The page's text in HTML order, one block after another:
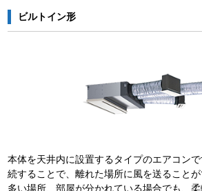
ビルトイン形
本体を天井内に設置するタイプのエアコン
続することで、離れた場所に風を送ること
多い場所、部屋が分かれている場合でも、